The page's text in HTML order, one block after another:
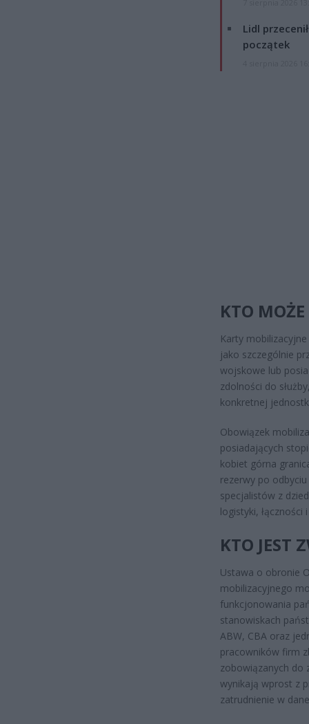
Lidl
początek
KTO
Karty
jako szczególnie
wojskowe lub
zdolności do
konkretnej
Obowiązek
posiadających
kobiet górna
rezerwy po
specjalistów z
logistyki, łączności
KTO JEST
Ustawa o obronie
mobilizacyjnego
funkcjonowania
stanowiskach
ABW, CBA oraz
pracowników firm
zobowiązanych do
wynikają wprost z
zatrudnienie w